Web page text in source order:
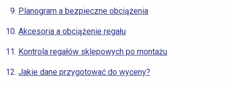
Planogram a bezpieczne obciążenia
Akcesoria a obciążenie regału
Kontrola regałów sklepowych po montażu
Jakie dane przygotować do wyceny?